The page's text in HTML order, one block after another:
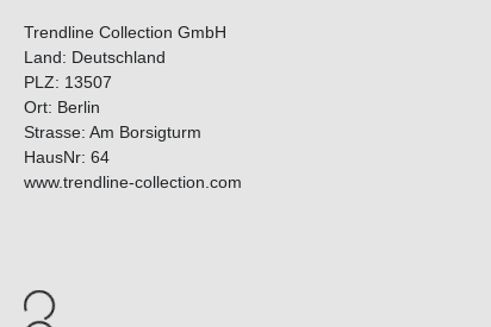
Trendline Collection GmbH
Land: Deutschland
PLZ: 13507
Ort: Berlin
Strasse: Am Borsigturm
HausNr: 64
www.trendline-collection.com